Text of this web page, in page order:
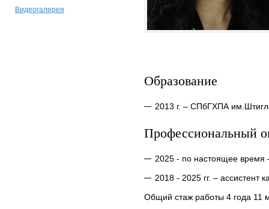
Видеогалерея
Образование
2013 г. – СПбГХПА
Профессиональный
2025 - по настоящее
2018 - 2025 гг. –
Общий стаж работы 4 года 11